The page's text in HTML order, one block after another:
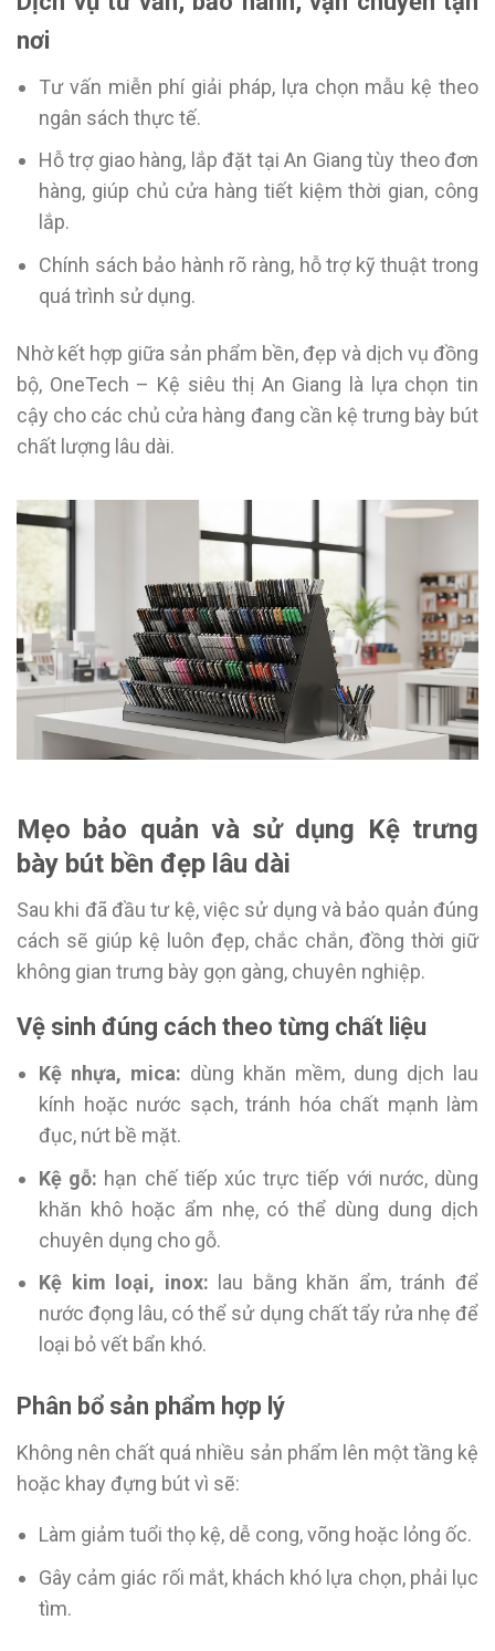
nơi
Tư vấn miễn phí giải pháp, lựa chọn mẫu kệ theo
ngân sách thực tế.
Hỗ trợ giao hàng, lắp đặt tại An Giang tùy theo đơn
hàng, giúp chủ cửa hàng tiết kiệm thời gian, công
lắp.
Chính sách bảo hành rõ ràng, hỗ trợ kỹ thuật trong
quá trình sử dụng.
Nhờ kết hợp giữa sản phẩm bền, đẹp và dịch vụ đồng
bộ, OneTech – Kệ siêu thị An Giang là lựa chọn tin
cậy cho các chủ cửa hàng đang cần kệ trưng bày bút
chất lượng lâu dài.
Mẹo bảo quản và sử dụng Kệ trưng
bày bút bền đẹp lâu dài
Sau khi đã đầu tư kệ, việc sử dụng và bảo quản đúng
cách sẽ giúp kệ luôn đẹp, chắc chắn, đồng thời giữ
không gian trưng bày gọn gàng, chuyên nghiệp.
Vệ sinh đúng cách theo từng chất liệu
Kệ nhựa, mica: dùng khăn mềm, dung dịch lau
kính hoặc nước sạch, tránh hóa chất mạnh làm
đục, nứt bề mặt.
Kệ gỗ: hạn chế tiếp xúc trực tiếp với nước, dùng
khăn khô hoặc ẩm nhẹ, có thể dùng dung dịch
chuyên dụng cho gỗ.
Kệ kim loại, inox: lau bằng khăn ẩm, tránh để
nước đọng lâu, có thể sử dụng chất tẩy rửa nhẹ để
loại bỏ vết bẩn khó.
Phân bổ sản phẩm hợp lý
Không nên chất quá nhiều sản phẩm lên một tầng kệ
hoặc khay đựng bút vì sẽ:
Làm giảm tuổi thọ kệ, dễ cong, võng hoặc lỏng ốc.
Gây cảm giác rối mắt, khách khó lựa chọn, phải lục
tìm.